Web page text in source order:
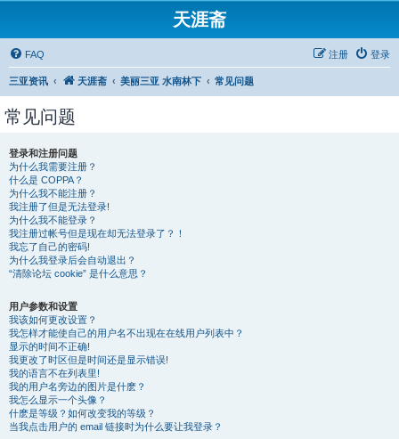
天涯斋
FAQ 登录
注册
三亚资讯 天涯斋 美丽三亚 水南林下 常见问题
常见问题
登录和注册问题
为什么我需要注册？
什么是 COPPA？
为什么我不能注册？
我注册了但是无法登录!
为什么我不能登录？
我注册过帐号但是现在却无法登录了？！
我忘了自己的密码!
为什么我登录后会自动退出？
“清除论坛 cookie” 是什么意思？
用户参数和设置
我该如何更改设置？
我怎样才能使自己的用户名不出现在在线用户列表中？
显示的时间不正确!
我更改了时区但是时间还是显示错误!
我的语言不在列表里!
我的用户名旁边的图片是什麽？
我怎么显示一个头像？
什麽是等级？如何改变我的等级？
当我点击用户的 email 链接时为什么要让我登录？